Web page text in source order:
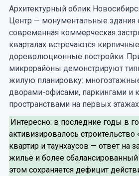
Архитектурный облик
Центр — монументальные здания
современная коммерческая
кварталах встречаются
дореволюционные постройки.
микрорайоны демонстрируют
жилую планировку:
дворами-офисами, паркингами и
пространствами на первых
Интересно: в последние годы в
активизировалось
квартир и таунхаусов — ответ на
жильё и более
этом сохраняется дефицит